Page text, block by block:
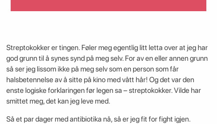
Streptokokker er tingen. Føler meg egentlig litt letta over at jeg har
god grunn til å synes synd på meg selv. For av en eller annen grunn
så ser jeg lissom ikke på meg selv som en person som får
halsbetennelse av å sitte på kino med vått hår! Og det var den
enste logiske forklaringen før legen sa – streptokokker. Vilde har
smittet meg, det kan jeg leve med.
Så et par dager med antibiotika nå, så er jeg fit for fight igjen.